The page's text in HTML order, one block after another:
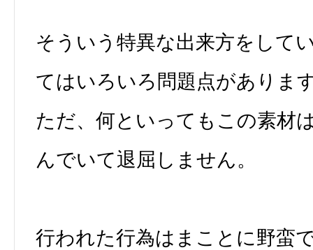
そういう特異な出来方をして
てはいろいろ問題点がありま
ただ、何といってもこの素材
んでいて退屈しません。
行われた行為はまことに野蛮